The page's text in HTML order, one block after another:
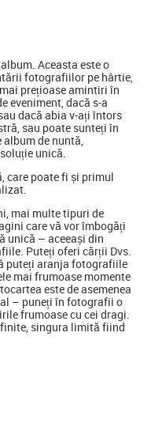
Aceasta este o
fotografiilor pe hârtie,
prețioase amintiri în
eveniment, dacă s-a
dacă abia v-ați întors
sau poate sunteți în
album de nuntă,
unică.
care poate fi și primul
mai multe tipuri de
care vă vor îmbogăți
unică – aceeași din
Puteți oferi cărții Dvs.
puteți aranja fotografiile
mai frumoase momente
este de asemenea
– puneți în fotografii o
frumoase cu cei dragi.
singura limită fiind